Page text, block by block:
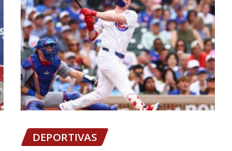
DEPORTIVAS